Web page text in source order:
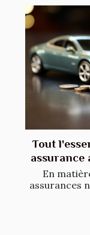
Tout
assurance
En
assurances